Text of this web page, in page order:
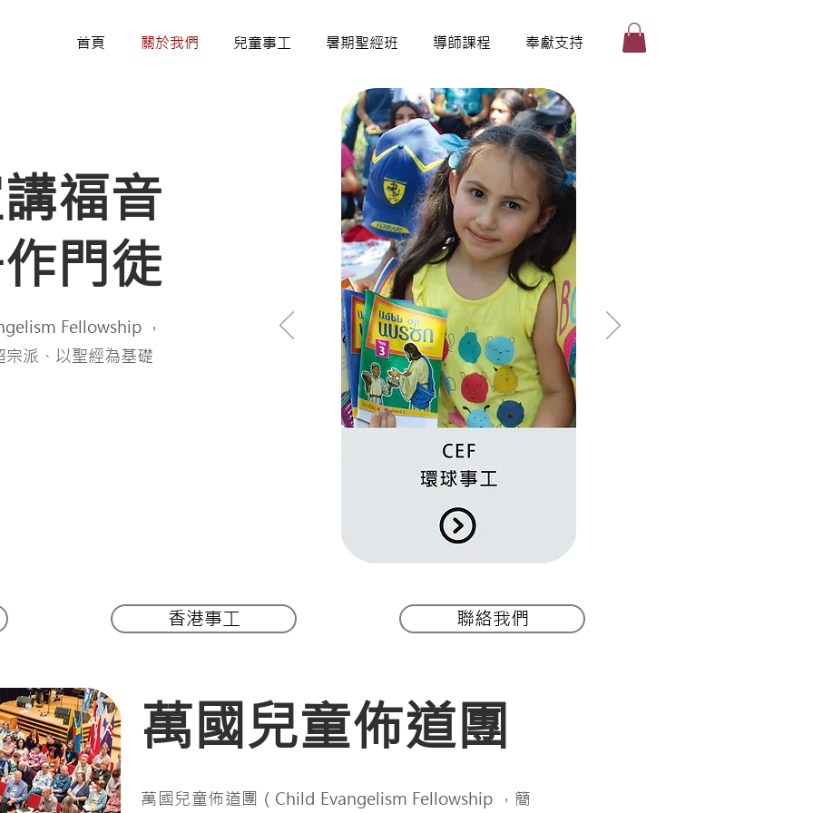
首頁 關於我們 兒童事工 暑期聖經班 導師課程 奉獻支持
福音
門徒
Fellowship ，
宗派、以聖經為基礎
香港事工 聯絡我們
萬國兒童佈道團
萬國兒童佈道團（Child Evangelism Fellowship ，簡